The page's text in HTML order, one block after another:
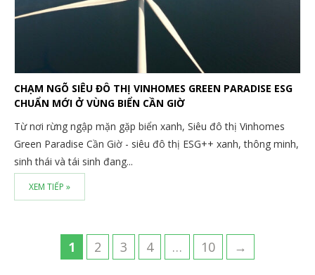
CHẠM NGÕ SIÊU ĐÔ THỊ VINHOMES GREEN PARADISE ESG
CHUẨN MỚI Ở VÙNG BIỂN CẦN GIỜ
Từ nơi rừng ngập mặn gặp biển xanh, Siêu đô thị Vinhomes
Green Paradise Cần Giờ - siêu đô thị ESG++ xanh, thông minh,
sinh thái và tái sinh đang...
XEM TIẾP »
1 2 3 4 … 10 →